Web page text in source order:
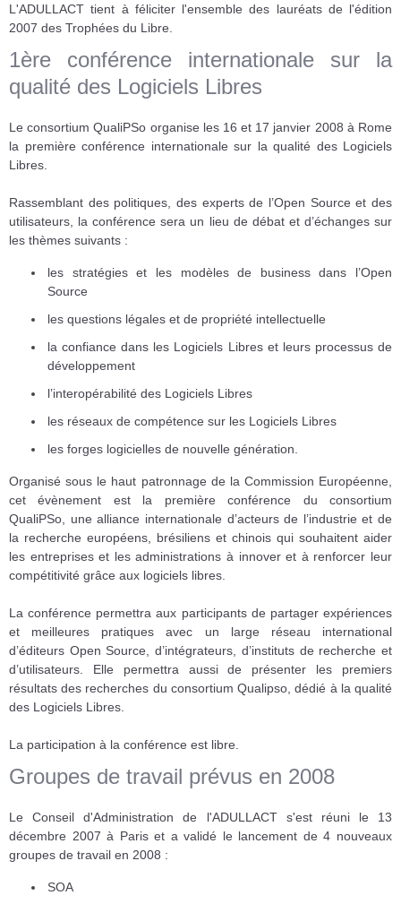
L'ADULLACT tient à féliciter l'ensemble des lauréats de l'édition
2007 des Trophées du Libre.
1ère conférence internationale sur la
qualité des Logiciels Libres
Le consortium QualiPSo organise les 16 et 17 janvier 2008 à Rome
la première conférence internationale sur la qualité des Logiciels
Libres.
Rassemblant des politiques, des experts de l’Open Source et des
utilisateurs, la conférence sera un lieu de débat et d’échanges sur
les thèmes suivants :
les stratégies et les modèles de business dans l’Open
Source
les questions légales et de propriété intellectuelle
la confiance dans les Logiciels Libres et leurs processus de
développement
l’interopérabilité des Logiciels Libres
les réseaux de compétence sur les Logiciels Libres
les forges logicielles de nouvelle génération.
Organisé sous le haut patronnage de la Commission Européenne,
cet évènement est la première conférence du consortium
QualiPSo, une alliance internationale d’acteurs de l’industrie et de
la recherche européens, brésiliens et chinois qui souhaitent aider
les entreprises et les administrations à innover et à renforcer leur
compétitivité grâce aux logiciels libres.
La conférence permettra aux participants de partager expériences
et meilleures pratiques avec un large réseau international
d’éditeurs Open Source, d’intégrateurs, d’instituts de recherche et
d’utilisateurs. Elle permettra aussi de présenter les premiers
résultats des recherches du consortium Qualipso, dédié à la qualité
des Logiciels Libres.
La participation à la conférence est libre.
Groupes de travail prévus en 2008
Le Conseil d'Administration de l'ADULLACT s'est réuni le 13
décembre 2007 à Paris et a validé le lancement de 4 nouveaux
groupes de travail en 2008 :
SOA